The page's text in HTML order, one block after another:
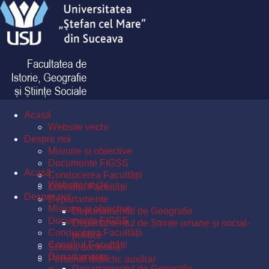
Acasă
Website vechi
Despre noi
Misiune și obiective
Documente FIGSS
Conducerea Facultății
Consiliul Facultății
Departamente
Departamentul de Geografie
Departamentul de Științe umane și social-
politice
Școala doctorală
Personal didactic auxiliar
Acasă
Website vechi
Despre noi
Misiune și obiective
Documente FIGSS
Conducerea Facultății
Consiliul Facultății
Departamente